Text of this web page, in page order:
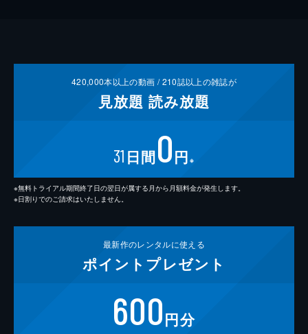
420,000本以上の動画 /210誌以上の雑誌が
見放題 読み放題
31 日間0円 ※
※無料トライアル期間終了日の翌日が属する月から月額料金が発生します。
※日割りでのご請求はいたしません。
最新作のレンタルに使える
ポイント プレゼント
600円分